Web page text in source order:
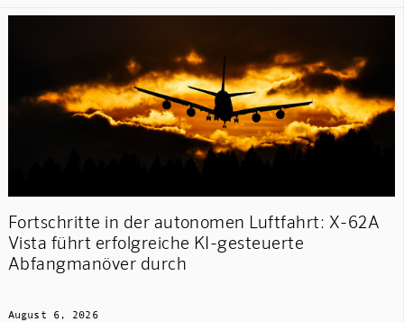
Fortschritte in der autonomen Luftfahrt: X-62A
Vista führt erfolgreiche KI-gesteuerte
Abfangmanöver durch
August 6, 2026